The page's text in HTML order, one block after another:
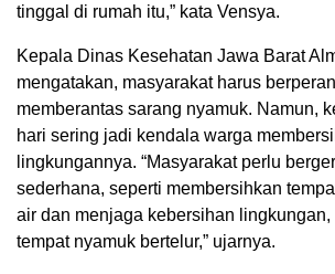
tinggal di rumah itu,” kata Vensya.
Kepala Dinas Kesehatan Jawa Barat
mengatakan, masyarakat harus
memberantas sarang nyamuk. Namun,
hari sering jadi kendala warga
lingkungannya. “Masyarakat perlu
sederhana, seperti membersihkan
air dan menjaga kebersihan
tempat nyamuk bertelur,” ujarnya.